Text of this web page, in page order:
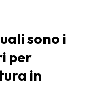
sono i
per
in